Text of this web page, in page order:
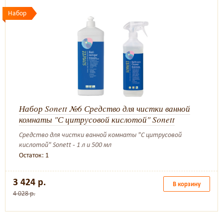
Набор
Набор Sonett №6 Средство для чистки ванной
комнаты "С цитрусовой кислотой" Sonett
Средство для чистки ванной комнаты "С цитрусовой
кислотой" Sonett - 1 л и 500 мл
Остаток: 1
3 424 р.
4 028 р.
В корзину